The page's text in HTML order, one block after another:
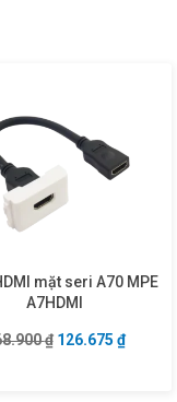
₫.
mặt seri A70 MPE
A7HDMI
₫ Giá gốc là:
126.675 ₫Giá